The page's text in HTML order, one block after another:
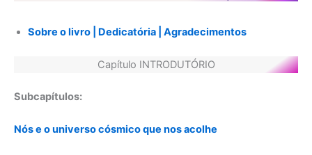
Sobre o livro | Dedicatória | Agradecimentos
Capítulo INTRODUTÓRIO
Subcapítulos:
Nós e o universo cósmico que nos acolhe